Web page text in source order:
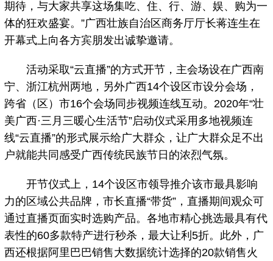
期待，与大家共享这场集吃、住、行、游、娱、购为一
体的狂欢盛宴。”广西壮族自治区商务厅厅长蒋连生在
开幕式上向各方宾朋发出诚挚邀请。
活动采取“云直播”的方式开节，主会场设在广西南
宁、浙江杭州两地，另外广西14个设区市设分会场，
跨省（区）市16个会场同步视频连线互动。2020年“壮
美广西·三月三暖心生活节”启动仪式采用多地视频连
线“云直播”的形式展示给广大群众，让广大群众足不出
户就能共同感受广西传统民族节日的浓烈气氛。
开节仪式上，14个设区市领导推介该市最具影响
力的区域公共品牌，市长直播“带货”，直播期间观众可
通过直播页面实时选购产品。各地市精心挑选最具有代
表性的60多款特产进行秒杀，最大让利5折。此外，广
西还根据阿里巴巴销售大数据统计选择的20款销售火